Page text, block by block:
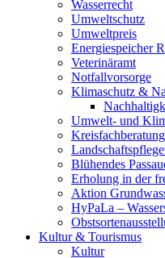
Wasserrecht
Umweltschutz
Umweltpreis
Energiespeicher
Veterinäramt
Notfallvorsorge
Klimaschutz &
Umwelt- und
Blühendes
Erholung in der
Aktion
HyPaLa –
Kultur & Tourismus
Kultur